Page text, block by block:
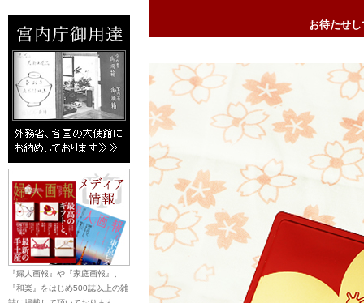
『婦人画報』や『家庭画報』、
『和楽』をはじめ500誌以上の雑
お待たせ